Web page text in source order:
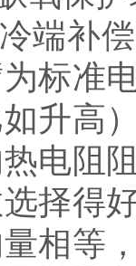
补偿
标准
升高
电阻
择得
相等